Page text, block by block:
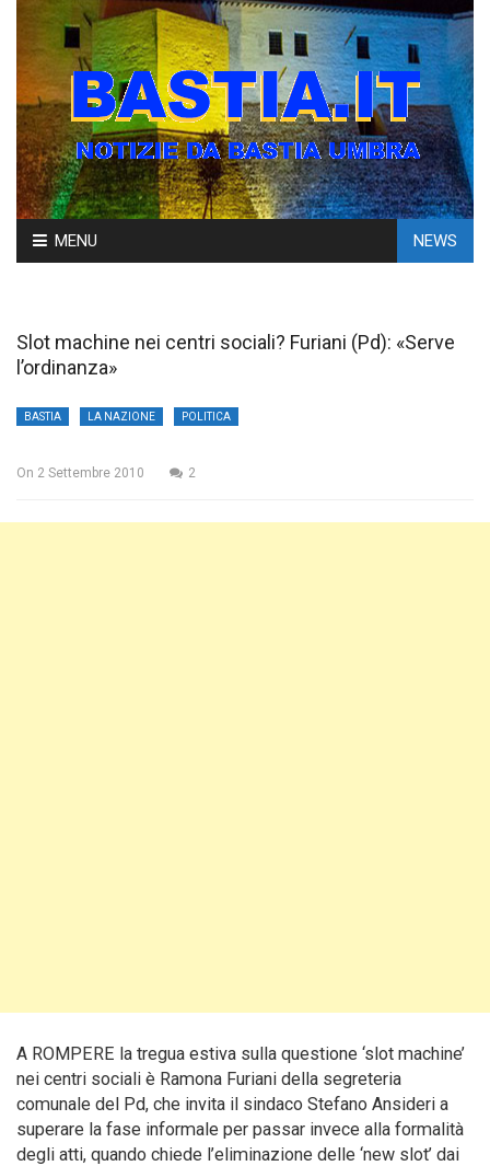
Skip
to
MENU NEWS
Slot machine nei centri sociali? Furiani (Pd): «Serve
l’ordinanza»
BASTIA LA NAZIONE POLITICA
On 2 Settembre 2010 2
A ROMPERE la tregua estiva sulla questione ‘slot machine’
nei centri sociali è Ramona Furiani della segreteria
comunale del Pd, che invita il sindaco Stefano Ansideri a
superare la fase informale per passar invece alla formalità
degli atti, quando chiede l’eliminazione delle ‘new slot’ dai